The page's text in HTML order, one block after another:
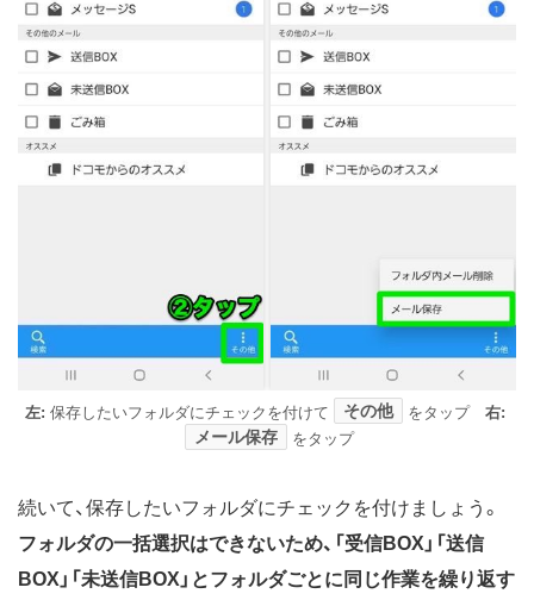
左: 保存したいフォルダにチェックを付けて その他 をタップ 右:
メール保存 をタップ
続いて、保存したいフォルダにチェックを付けましょう。
フォルダの一括選択はできないため、「受信BOX」「送信
BOX」「未送信BOX」とフォルダごとに同じ作業を繰り返す